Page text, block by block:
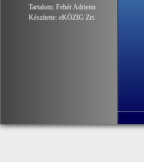
Tartalom: Fehér Adrienn
Készítette: eKÖZIG Zrt.